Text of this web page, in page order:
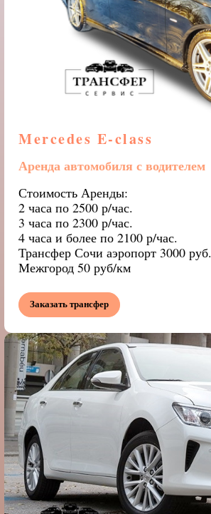
Mercedes E-class
Аренда автомобиля с водителем
Стоимость Аренды:
2 часа по 2500 р/час.
3 часа по 2300 р/час.
4 часа и более по 2100 р/час.
Трансфер Сочи аэропорт 3000 руб.
Межгород 50 руб/км
Заказать трансфер